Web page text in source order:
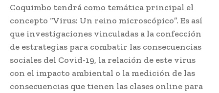
Coquimbo tendrá como temática principal el
concepto “Virus: Un reino microscópico”. Es así
que investigaciones vinculadas a la confección
de estrategias para combatir las consecuencias
sociales del Covid-19, la relación de este virus
con el impacto ambiental o la medición de las
consecuencias que tienen las clases online para